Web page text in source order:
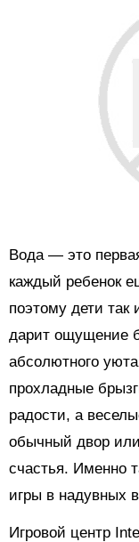
Вода — это
каждый ребенок
поэтому дети так
дарит ощущение
абсолютного
прохладные
радости, а
обычный двор
счастья. Именно
игры в надувных
Игровой центр